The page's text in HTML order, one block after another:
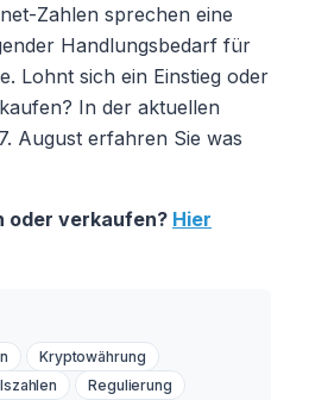
Zahlen sprechen eine
Handlungsbedarf für
Lohnt sich ein Einstieg oder
In der aktuellen
August erfahren Sie was
oder verkaufen? Hier
Kryptowährung
Regulierung